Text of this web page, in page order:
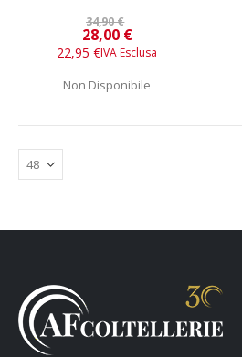
34,90 €
Prezzo
speciale
28,00 €
22,95 €
Non Disponibile